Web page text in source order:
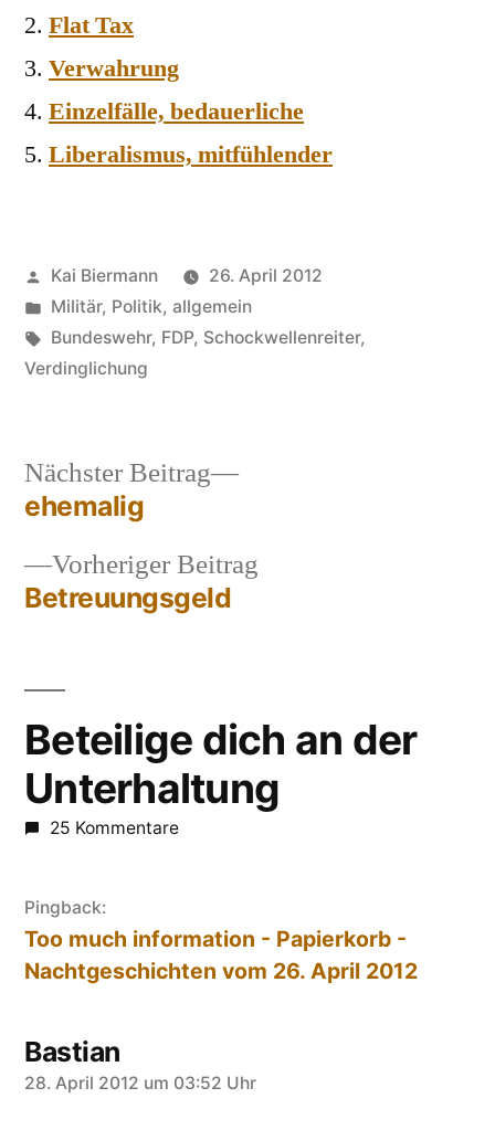
Flat Tax
Verwahrung
Einzelfälle, bedauerliche
Liberalismus, mitfühlender
Veröffentlicht
von
Kai Biermann
26. April 2012
Veröffentlicht
in
Militär, Politik, allgemein
Schlagwörter:
Bundeswehr, FDP, Schockwellenreiter,
Verdinglichung
Beitragsnavigation
Vorheriger Beitrag
Betreuungsgeld
Nächster Beitrag
Nächster
ehemalig
Beteilige dich an der
Unterhaltung
25 Kommentare
Pingback:
Too much information - Papierkorb -
Nachtgeschichten vom 26. April 2012
Bastian
sagt:
28. April 2012 um 03:52 Uhr